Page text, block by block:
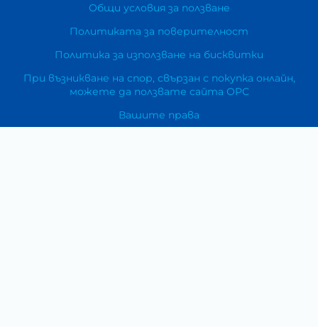
Общи условия за ползване
Политиката за поверителност
Политика за използване на бисквитки
При възникване на спор, свързан с покупка онлайн,
можете да ползвате сайта ОРС
Вашите права